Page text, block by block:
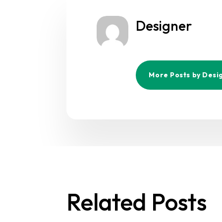
Designer
More Posts by
Related Posts